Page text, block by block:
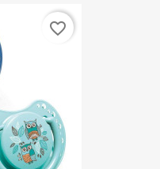
favorite_border